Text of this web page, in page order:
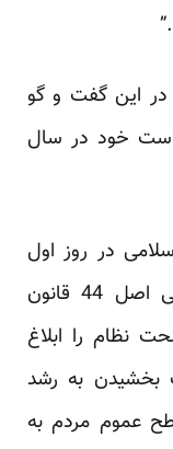
این گفت و گو
خود در سال
در روز اول
خرداد سال 1384 سیاست های کلی اصل 44 قانون
را ابلاغ
بخشیدن به رشد
عموم مردم به